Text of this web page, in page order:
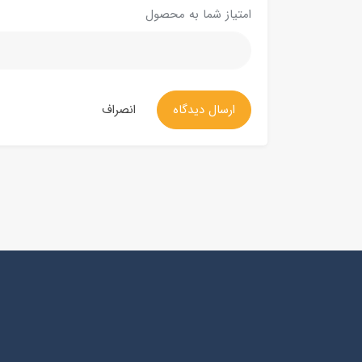
امتیاز شما به محصول
ارسال دیدگاه انصراف